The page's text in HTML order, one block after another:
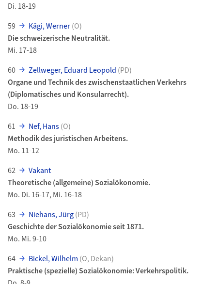
Di. 18-19
59
Kägi, Werner(O)
Die schweizerische Neutralität.
Mi. 17-18
60
Zellweger, Eduard Leopold (PD)
Organe und Technik des zwischenstaatlichen Verkehrs
(Diplomatisches und Konsularrecht).
Do. 18-19
61
Nef, Hans(O)
Methodik des juristischen Arbeitens.
Mo. 11-12
62
Vakant
Theoretische (allgemeine) Sozialökonomie.
Mo. Di. 16-17, Mi. 16-18
63
Niehans, Jürg(PD)
Geschichte der Sozialökonomie seit 1871.
Mo. Mi. 9-10
64
Bickel, Wilhelm (O, Dekan)
Praktische (spezielle) Sozialökonomie: Verkehrspolitik.